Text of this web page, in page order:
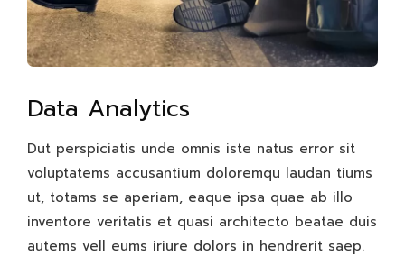
Data Analytics
Dut perspiciatis unde omnis iste natus error sit
voluptatems accusantium doloremqu laudan tiums
ut, totams se aperiam, eaque ipsa quae ab illo
inventore veritatis et quasi architecto beatae duis
autems vell eums iriure dolors in hendrerit saep.